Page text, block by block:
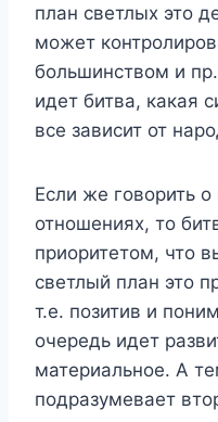
план светлых это
может
большинством и
идет битва, какая
все зависит от
Если же говорить о
отношениях, то
приоритетом, что
светлый план это
т.е. позитив и
очередь идет
материальное. А
подразумевает